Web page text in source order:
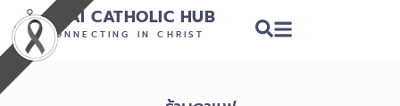
THAI CATHOLIC HUB
CONNECTING IN CHRIST